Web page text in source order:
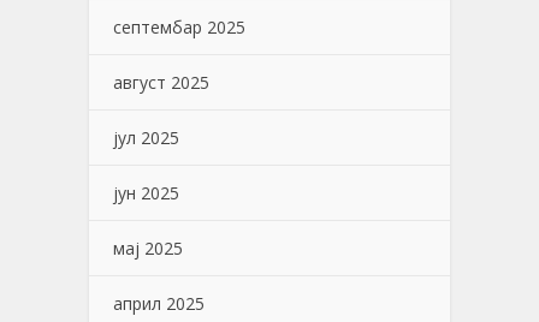
септембар 2025
август 2025
јул 2025
јун 2025
мај 2025
април 2025